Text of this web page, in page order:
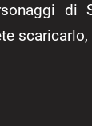
di